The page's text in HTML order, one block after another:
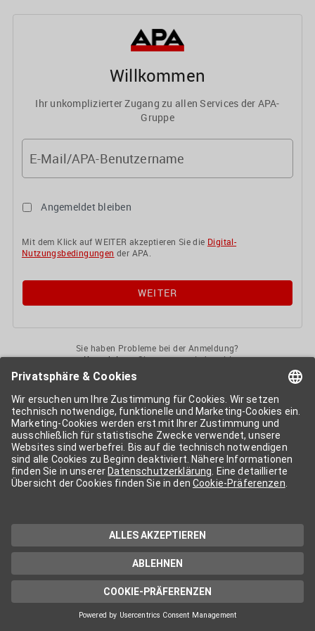
Willkommen
Ihr unkomplizierter Zugang zu allen Services der APA-
Gruppe
E-Mail/APA-Benutzername
Angemeldet bleiben
Mit dem Klick auf WEITER akzeptieren Sie die Digital-
Nutzungsbedingungen der APA.
Sie haben Probleme bei der Anmeldung?
KontaktierenSie uns gerne jederzeit!
APA-User
Services der APA-Gruppe. Für die Nutzung der einzelnen Anwendungen
kann eine weitere Freischaltung nötig sein. Kosten fallen nur nach einer
Bestellung und genauer Kosteninformation an.
Wenn nicht anders erwähnt, gelten dieAllgemeinen
Geschäftsbedingungender APA - Austria Presse Agentur.
Die von Ihnen angegebenen Daten werden ausschließlich für die
Zwecke der Demo-Nutzung bzw. des Vertragsverhältnisses genutzt.
Eine darüber hinaus gehende oder andersartige Verwendung ist nur mit
technischen Support stehen wir Ihnen jederzeit gerne zur Verfügung.
Datenschutzerklärung
Cookie-Präferenzen